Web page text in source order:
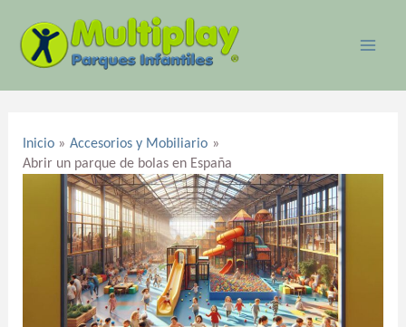
contenido
Inicio
Accesorios y Mobiliario
Abrir un parque de bolas en España
entradas